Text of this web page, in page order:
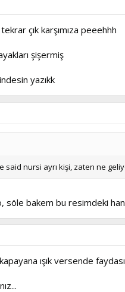
çık karşımıza peeehhh
şişermiş
yazıkk
nursi ayrı kişi, zaten ne
söle bakem bu resimdeki
ışık versende